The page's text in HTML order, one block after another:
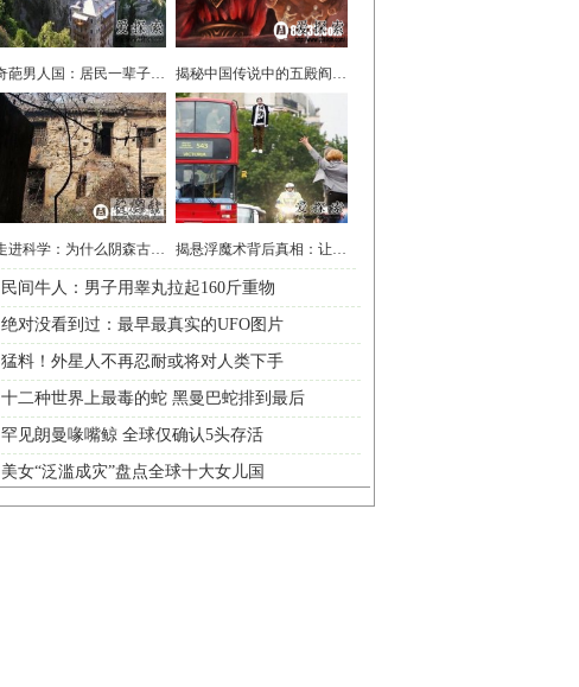
奇葩男人国：居民一辈子都没见过女人
走进科学：为什么阴森古宅多发灵异事件 揭悬浮魔术背后真相：让亿万人受骗
民间牛人：男子用睾丸拉起160斤重物
绝对没看到过：最早最真实的UFO图片
猛料！外星人不再忍耐或将对人类下手
十二种世界上最毒的蛇 黑曼巴蛇排到最后
罕见朗曼喙嘴鲸 全球仅确认5头存活
美女“泛滥成灾”盘点全球十大女儿国